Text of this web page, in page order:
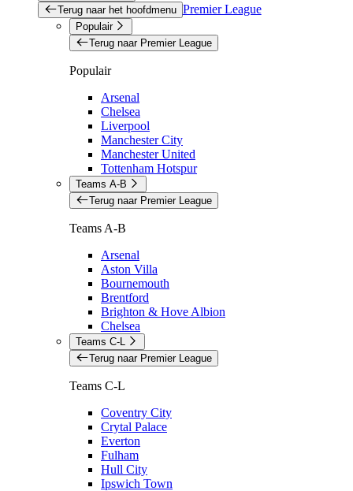
Terug naar het hoofdmenu Premier League
Populair
Terug naar Premier League
Populair
Arsenal
Chelsea
Liverpool
Manchester City
Manchester United
Tottenham Hotspur
Teams A-B
Terug naar Premier League
Teams A-B
Arsenal
Aston Villa
Bournemouth
Brentford
Brighton & Hove Albion
Chelsea
Teams C-L
Terug naar Premier League
Teams C-L
Coventry City
Crytal Palace
Everton
Fulham
Hull City
Ipswich Town